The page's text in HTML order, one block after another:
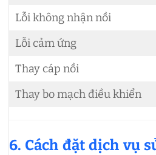
Lỗi không nhận nồi
Lỗi cảm ứng
Thay cáp nồi
Thay bo mạch điều khiển
6. Cách đặt dịch vụ